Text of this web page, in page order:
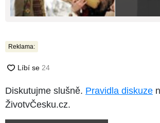
Reklama:
Diskutujme slušně. Pravidla diskuze
ŽivotvČesku.cz.